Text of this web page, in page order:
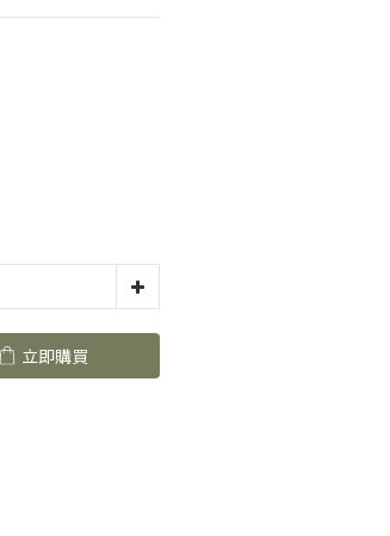
立即購買